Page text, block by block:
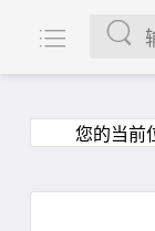
您的当前